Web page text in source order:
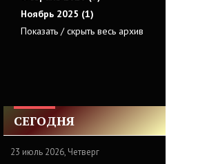
Ноябрь 2025 (1)
Показать / скрыть весь архив
СЕГОДНЯ
23 июль 2026, Четверг